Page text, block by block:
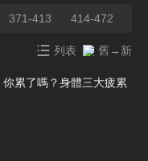
371-413 414-472
列表 舊→新
累了嗎？身體三大疲累